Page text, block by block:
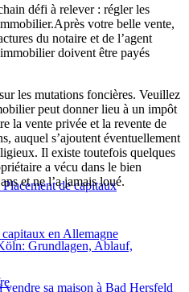
de capitaux
capitaux en Allemagne
défi à relever : régler les
votre belle vente,
du notaire et de l’agent
doivent être payés
les mutations foncières. Veuillez
peut donner lieu à un impôt
la vente privée et la revente de
auquel s’ajoutent éventuellement
Il existe toutefois quelques
a vécu dans le bien
et ne l’a jamais loué.
vendre sa maison à Bad Hersfeld